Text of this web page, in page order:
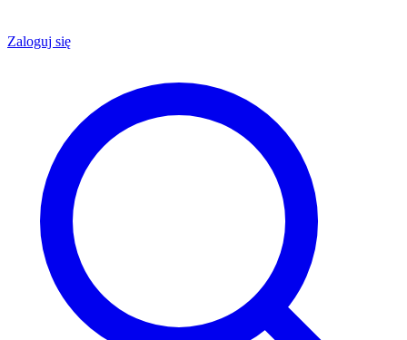
Zaloguj się